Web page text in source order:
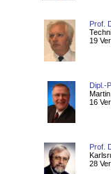
Prof.
19
Dipl.-
16
Prof.
28